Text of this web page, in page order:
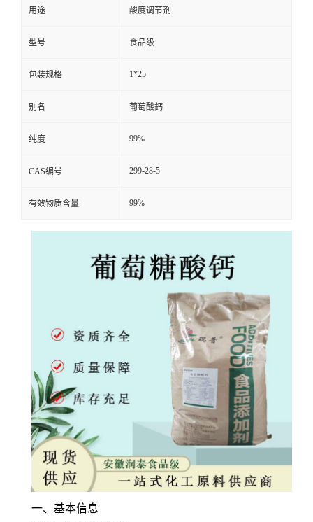
用途 酸度调节剂
型号 食品级
包装规格 1*25
别名 葡萄酸鈣
纯度 99%
CAS编号 299-28-5
有效物质含量 99%
一、基本信息